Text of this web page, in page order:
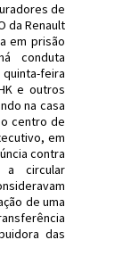
de
da Renault
em prisão
conduta
feira
e outros
na casa
centro de
em
contra
a circular
de uma
das